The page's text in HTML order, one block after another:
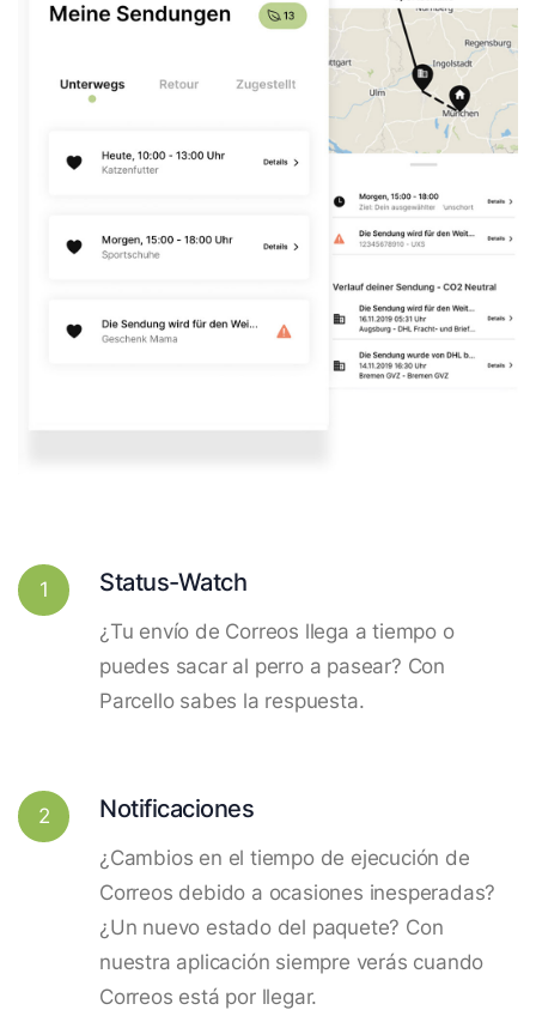
1 Status-Watch
¿Tu envío de Correos llega a tiempo o
puedes sacar al perro a pasear? Con
Parcello sabes la respuesta.
2 Notificaciones
¿Cambios en el tiempo de ejecución de
Correos debido a ocasiones inesperadas?
¿Un nuevo estado del paquete? Con
nuestra aplicación siempre verás cuando
Correos está por llegar.